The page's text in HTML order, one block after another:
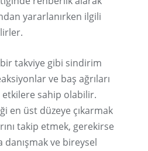
yararlanırken ilgili
takviye gibi sindirim
ve baş ağrıları
sahip olabilir.
en üst düzeye çıkarmak
takip etmek, gerekirse
danışmak ve bireysel